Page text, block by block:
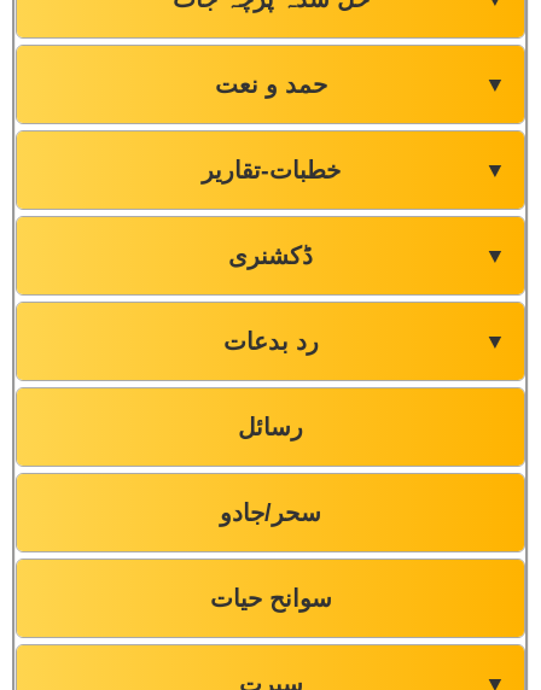
حمد و نعت ▼
خطبات-تقاریر ▼
ڈکشنری ▼
رد بدعات ▼
رسائل
سحر/جادو
سوانح حیات
سیرت ▼